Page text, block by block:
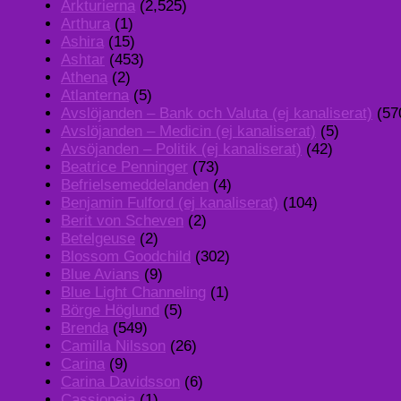
Arkturierna (2,525)
Arthura (1)
Ashira (15)
Ashtar (453)
Athena (2)
Atlanterna (5)
Avslöjanden – Bank och Valuta (ej kanaliserat)
Avslöjanden – Medicin (ej kanaliserat) (5)
Avsöjanden – Politik (ej kanaliserat) (42)
Beatrice Penninger (73)
Befrielsemeddelanden (4)
Benjamin Fulford (ej kanaliserat) (104)
Berit von Scheven (2)
Betelgeuse (2)
Blossom Goodchild (302)
Blue Avians (9)
Blue Light Channeling (1)
Börge Höglund (5)
Brenda (549)
Camilla Nilsson (26)
Carina (9)
Carina Davidsson (6)